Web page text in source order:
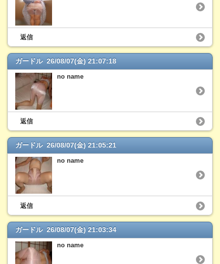
返信
ガードル 26/08/07(金) 21:07:18
no name
返信
ガードル 26/08/07(金) 21:05:21
no name
返信
ガードル 26/08/07(金) 21:03:34
no name